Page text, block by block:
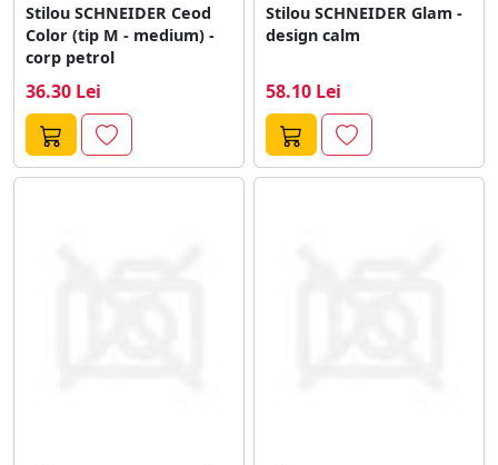
Stilou SCHNEIDER Ceod
Color (tip M - medium) -
corp petrol
36.30 Lei
Stilou SCHNEIDER Glam -
design calm
58.10 Lei